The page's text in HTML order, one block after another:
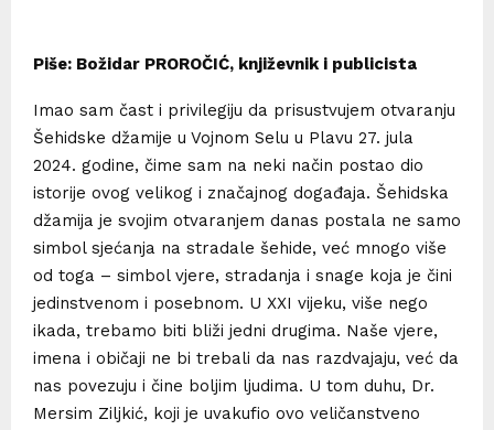
Piše: Božidar PROROČIĆ, književnik i publicista
Imao sam čast i privilegiju da prisustvujem otvaranju
Šehidske džamije u Vojnom Selu u Plavu 27. jula
2024. godine, čime sam na neki način postao dio
istorije ovog velikog i značajnog događaja. Šehidska
džamija je svojim otvaranjem danas postala ne samo
simbol sjećanja na stradale šehide, već mnogo više
od toga – simbol vjere, stradanja i snage koja je čini
jedinstvenom i posebnom. U XXI vijeku, više nego
ikada, trebamo biti bliži jedni drugima. Naše vjere,
imena i običaji ne bi trebali da nas razdvajaju, već da
nas povezuju i čine boljim ljudima. U tom duhu, Dr.
Mersim Ziljkić, koji je uvakufio ovo veličanstveno